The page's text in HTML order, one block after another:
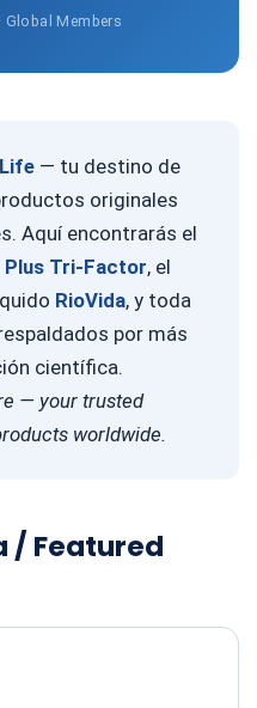
Global Members
— tu destino de
originales
Aquí encontrarás el
Tri-Factor, el
RioVida, y toda
por más
científica.
— your trusted
worldwide.
/ Featured